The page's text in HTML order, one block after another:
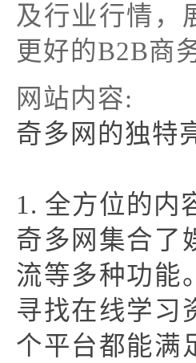
及行业行情，
更好的B2B商
网站内容:
奇多网的独特
1. 全方位的内
奇多网集合了
流等多种功能
寻找在线学习
个平台都能满